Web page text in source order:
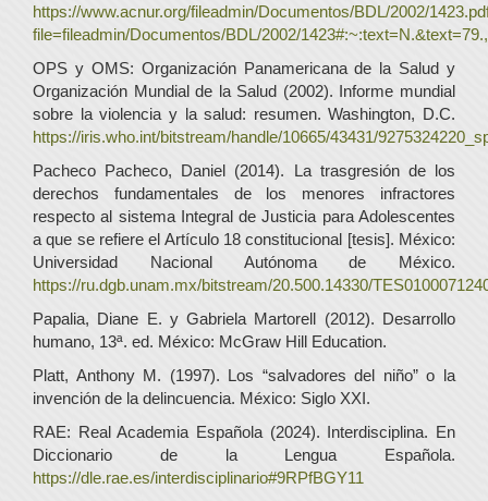
https://www.acnur.org/fileadmin/Documentos/BDL/2002/
file=fileadmin/Documentos/BDL/2002/
OPS y OMS: Organización Panamericana de la Salud y
Organización Mundial de la Salud (2002). Informe mundial
sobre la violencia y la salud: resumen. Washington, D.C.
https://iris.who.int/bitstream/handle/10665/43431/
Pacheco Pacheco, Daniel (2014). La trasgresión de los
derechos fundamentales de los menores infractores
respecto al sistema Integral de Justicia para Adolescentes
a que se refiere el Artículo 18 constitucional [tesis]. México:
Universidad Nacional Autónoma de México.
https://ru.dgb.unam.mx/bitstream/20.500.14330/
Papalia, Diane E. y Gabriela Martorell (2012). Desarrollo
humano, 13ª. ed. México: McGraw Hill Education.
Platt, Anthony M. (1997). Los “salvadores del niño” o la
invención de la delincuencia. México: Siglo XXI.
RAE: Real Academia Española (2024). Interdisciplina. En
Diccionario de la Lengua Española.
https://dle.rae.es/interdisciplinario#9RPfBGY11